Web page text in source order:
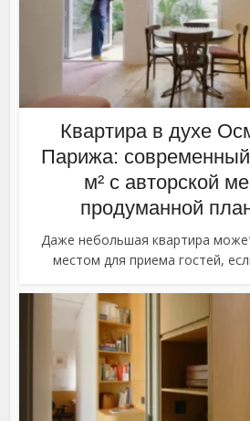
Квартира в духе
Парижа:
м² с авторской
продуманной
Даже небольшая квартира
местом для приема гостей,